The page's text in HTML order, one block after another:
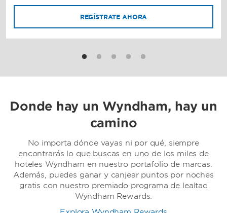
REGÍSTRATE AHORA
Donde hay un Wyndham, hay un
camino
No importa dónde vayas ni por qué, siempre
encontrarás lo que buscas en uno de los miles de
hoteles Wyndham en nuestro portafolio de marcas.
Además, puedes ganar y canjear puntos por noches
gratis con nuestro premiado programa de lealtad
Wyndham Rewards.